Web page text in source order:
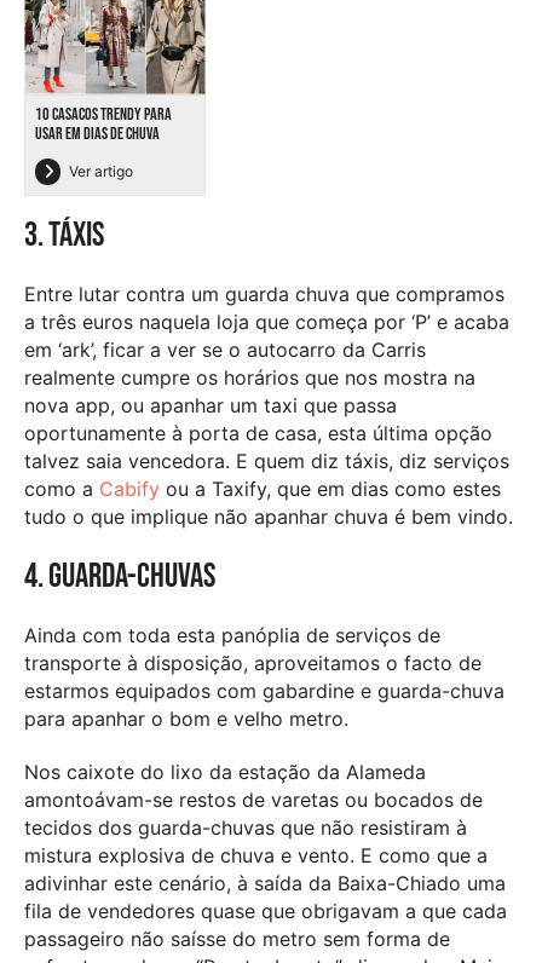
10 CASACOS TRENDY PARA
USAR EM DIAS DE CHUVA
Ver artigo
3. Táxis
Entre lutar contra um guarda chuva que compramos
a três euros naquela loja que começa por ‘P’ e acaba
em ‘ark’, ficar a ver se o autocarro da Carris
realmente cumpre os horários que nos mostra na
nova app, ou apanhar um taxi que passa
oportunamente à porta de casa, esta última opção
talvez saia vencedora. E quem diz táxis, diz serviços
como a Cabify ou a Taxify, que em dias como estes
tudo o que implique não apanhar chuva é bem vindo.
4. Guarda-chuvas
Ainda com toda esta panóplia de serviços de
transporte à disposição, aproveitamos o facto de
estarmos equipados com gabardine e guarda-chuva
para apanhar o bom e velho metro.
Nos caixote do lixo da estação da Alameda
amontoávam-se restos de varetas ou bocados de
tecidos dos guarda-chuvas que não resistiram à
mistura explosiva de chuva e vento. E como que a
adivinhar este cenário, à saída da Baixa-Chiado uma
fila de vendedores quase que obrigavam a que cada
passageiro não saísse do metro sem forma de